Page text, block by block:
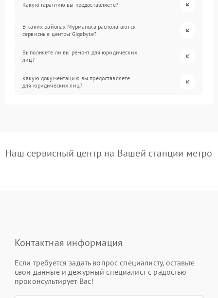
Какую гарантию вы предоставляете?
В каких районах Мурманска располагаются
сервисные центры Gigabyte?
Выполняете ли вы ремонт для юридических
лиц?
Какую документацию вы предоставляете
для юридических лиц?
Наш сервисный центр на Вашей станции метро
Контактная информация
Если требуется задать вопрос специалисту, оставьте
свои данные и дежурный специалист с радостью
проконсультирует Вас!